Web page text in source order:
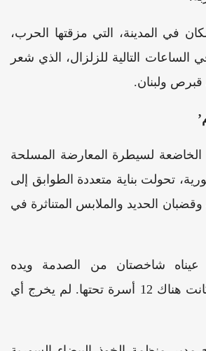
في المدينة، التي مزقتها الحرب،
في الساعات التالية للزلزال، الذي شعر
ولبنان.
لسيطرة المعارضة المسلحة
تحولت بناية متعددة الطوابق إلى
الحديد والملابس المتناثرة في
شاخصتان من الصدمة ويده
مربوطة بضمادة “كانت هناك 12 أسرة تحتها. لم يخرج أي